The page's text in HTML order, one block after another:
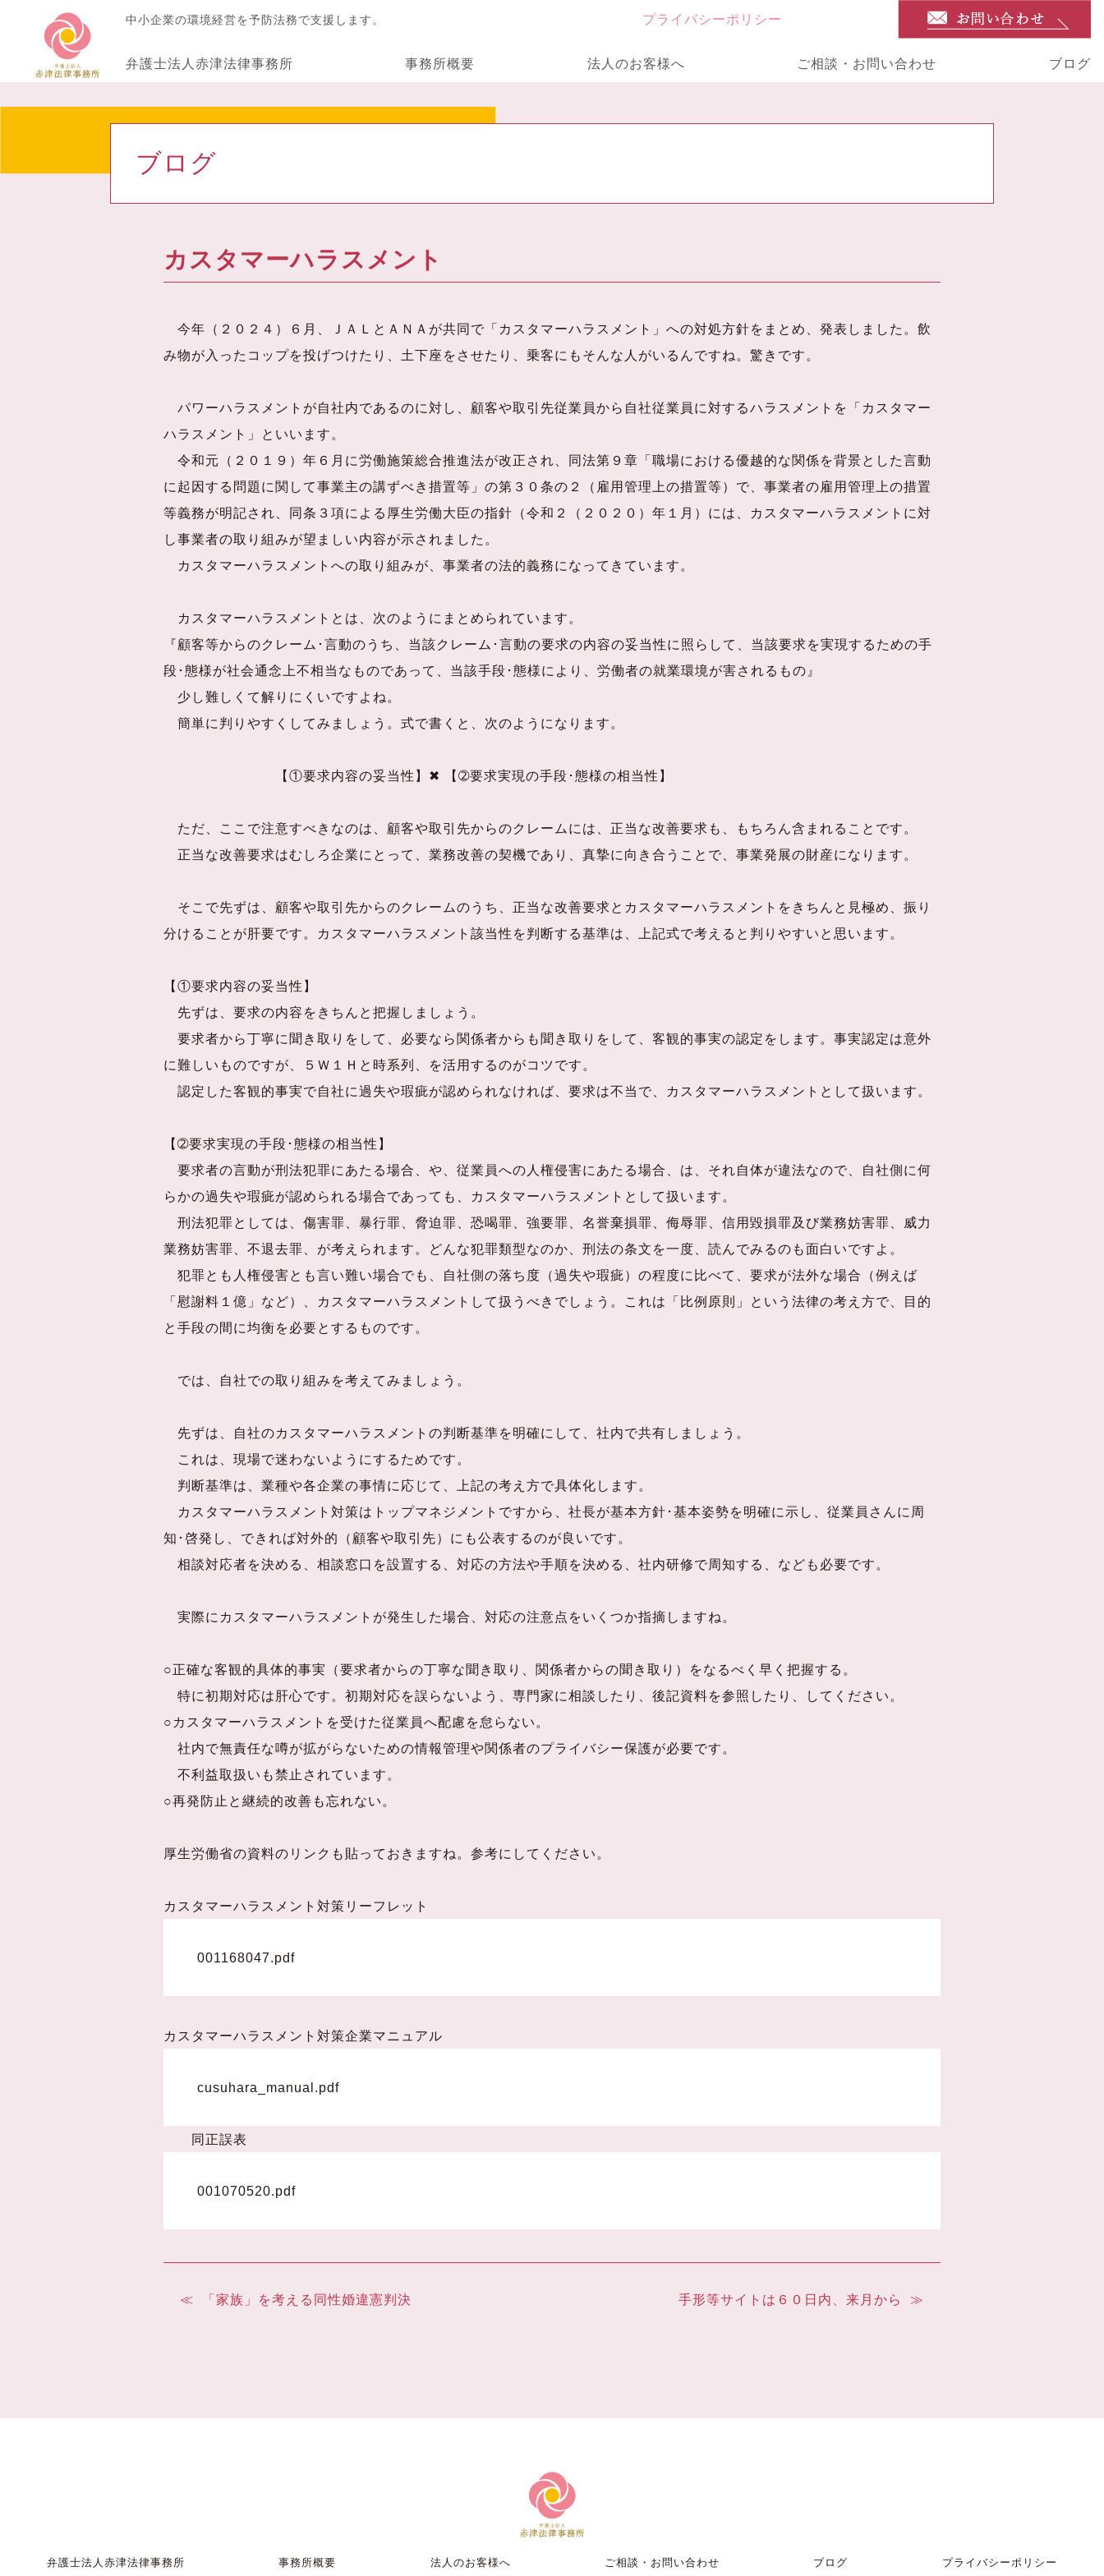
中小企業の環境経営を予防法務で支援します。 プライバシーポリシー
弁護士法人赤津法律事務所 事務所概要 法人のお客様へ ご相談・お問い合わせ ブログ
ブログ
カスタマーハラスメント
今年（２０２４）６月、ＪＡＬとＡＮＡが共同で「カスタマーハラスメント」への対処方針をまとめ、発表しました。飲
み物が入ったコップを投げつけたり、土下座をさせたり、乗客にもそんな人がいるんですね。驚きです。
パワーハラスメントが自社内であるのに対し、顧客や取引先従業員から自社従業員に対するハラスメントを「カスタマー
ハラスメント」といいます。
令和元（２０１９）年６月に労働施策総合推進法が改正され、同法第９章「職場における優越的な関係を背景とした言動
に起因する問題に関して事業主の講ずべき措置等」の第３０条の２（雇用管理上の措置等）で、事業者の雇用管理上の措置
等義務が明記され、同条３項による厚生労働大臣の指針（令和２（２０２０）年１月）には、カスタマーハラスメントに対
し事業者の取り組みが望ましい内容が示されました。
カスタマーハラスメントへの取り組みが、事業者の法的義務になってきています。
カスタマーハラスメントとは、次のようにまとめられています。
『顧客等からのクレーム･言動のうち、当該クレーム･言動の要求の内容の妥当性に照らして、当該要求を実現するための手
段･態様が社会通念上不相当なものであって、当該手段･態様により、労働者の就業環境が害されるもの』
少し難しくて解りにくいですよね。
簡単に判りやすくしてみましょう。式で書くと、次のようになります。
【①要求内容の妥当性】✖ 【➁要求実現の手段･態様の相当性】
ただ、ここで注意すべきなのは、顧客や取引先からのクレームには、正当な改善要求も、もちろん含まれることです。
正当な改善要求はむしろ企業にとって、業務改善の契機であり、真摯に向き合うことで、事業発展の財産になります。
そこで先ずは、顧客や取引先からのクレームのうち、正当な改善要求とカスタマーハラスメントをきちんと見極め、振り
分けることが肝要です。カスタマーハラスメント該当性を判断する基準は、上記式で考えると判りやすいと思います。
【①要求内容の妥当性】
先ずは、要求の内容をきちんと把握しましょう。
要求者から丁寧に聞き取りをして、必要なら関係者からも聞き取りをして、客観的事実の認定をします。事実認定は意外
に難しいものですが、５Ｗ１Ｈと時系列、を活用するのがコツです。
認定した客観的事実で自社に過失や瑕疵が認められなければ、要求は不当で、カスタマーハラスメントとして扱います。
【➁要求実現の手段･態様の相当性】
要求者の言動が刑法犯罪にあたる場合、や、従業員への人権侵害にあたる場合、は、それ自体が違法なので、自社側に何
らかの過失や瑕疵が認められる場合であっても、カスタマーハラスメントとして扱います。
刑法犯罪としては、傷害罪、暴行罪、脅迫罪、恐喝罪、強要罪、名誉棄損罪、侮辱罪、信用毀損罪及び業務妨害罪、威力
業務妨害罪、不退去罪、が考えられます。どんな犯罪類型なのか、刑法の条文を一度、読んでみるのも面白いですよ。
犯罪とも人権侵害とも言い難い場合でも、自社側の落ち度（過失や瑕疵）の程度に比べて、要求が法外な場合（例えば
「慰謝料１億」など）、カスタマーハラスメントして扱うべきでしょう。これは「比例原則」という法律の考え方で、目的
と手段の間に均衡を必要とするものです。
では、自社での取り組みを考えてみましょう。
先ずは、自社のカスタマーハラスメントの判断基準を明確にして、社内で共有しましょう。
これは、現場で迷わないようにするためです。
判断基準は、業種や各企業の事情に応じて、上記の考え方で具体化します。
カスタマーハラスメント対策はトップマネジメントですから、社長が基本方針･基本姿勢を明確に示し、従業員さんに周
知･啓発し、できれば対外的（顧客や取引先）にも公表するのが良いです。
相談対応者を決める、相談窓口を設置する、対応の方法や手順を決める、社内研修で周知する、なども必要です。
実際にカスタマーハラスメントが発生した場合、対応の注意点をいくつか指摘しますね。
○正確な客観的具体的事実（要求者からの丁寧な聞き取り、関係者からの聞き取り）をなるべく早く把握する。
特に初期対応は肝心です。初期対応を誤らないよう、専門家に相談したり、後記資料を参照したり、してください。
○カスタマーハラスメントを受けた従業員へ配慮を怠らない。
社内で無責任な噂が拡がらないための情報管理や関係者のプライバシー保護が必要です。
不利益取扱いも禁止されています。
○再発防止と継続的改善も忘れない。
厚生労働省の資料のリンクも貼っておきますね。参考にしてください。
カスタマーハラスメント対策リーフレット
001168047.pdf
カスタマーハラスメント対策企業マニュアル
cusuhara_manual.pdf
同正誤表
001070520.pdf
「家族」を考える同性婚違憲判決 手形等サイトは６０日内、来月から
弁護士法人赤津法律事務所 事務所概要 法人のお客様へ ご相談・お問い合わせ ブログ プライバシーポリシー